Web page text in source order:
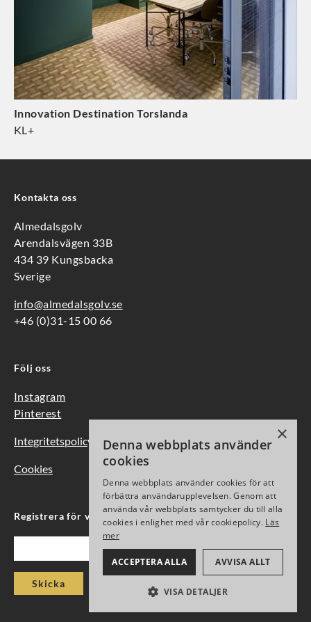
Innovation Destination Torslanda
KL+
Kontakta oss
Almedalsgolv
Arendalsvägen 33B
434 39 Kungsbacka
Sverige
info@almedalsgolv.se
+46 (0)31-15 00 66
Följ oss
Instagram
Pinterest
Integritetspolicy
Cookies
Registrera för vårt nyhetsbrev
Skicka
×
Denna webbplats använder
cookies
Denna webbplats använder cookies för att
förbättra användarupplevelsen. Genom att
använda vår webbplats samtycker du till alla
cookies i enlighet med vår cookiepolicy. Läs
mer
ACCEPTERA ALLA AVVISA ALLT
VISA DETALJER
PRESTANDA